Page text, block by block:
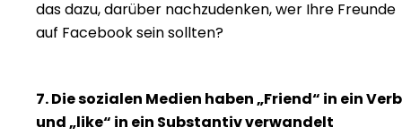
das dazu, darüber nachzudenken, wer Ihre Freunde
auf Facebook sein sollten?
7. Die sozialen Medien haben „Friend“ in ein Verb
und „like“ in ein Substantiv verwandelt